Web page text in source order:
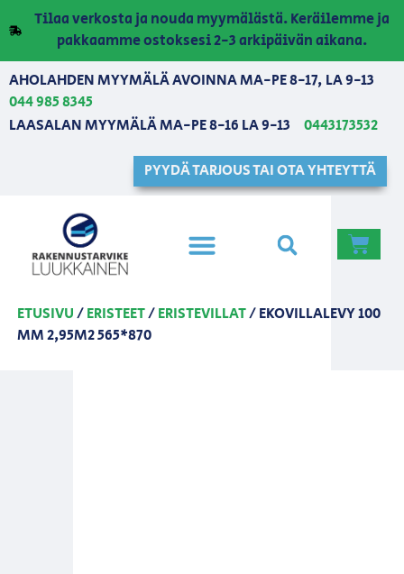
Tilaa verkosta ja nouda myymälästä. Keräilemme ja
pakkaamme ostoksesi 2-3 arkipäivän aikana.
AHOLAHDEN MYYMÄLÄ AVOINNA MA-PE 8-17, LA 9-13
044 985 8345
LAASALAN MYYMÄLÄ MA-PE 8-16 LA 9-13
0443173532
PYYDÄ TARJOUS TAI OTA YHTEYTTÄ
ETUSIVU/ERISTEET/ERISTEVILLAT/ EKOVILLALEVY 100
MM 2,95M2 565*870